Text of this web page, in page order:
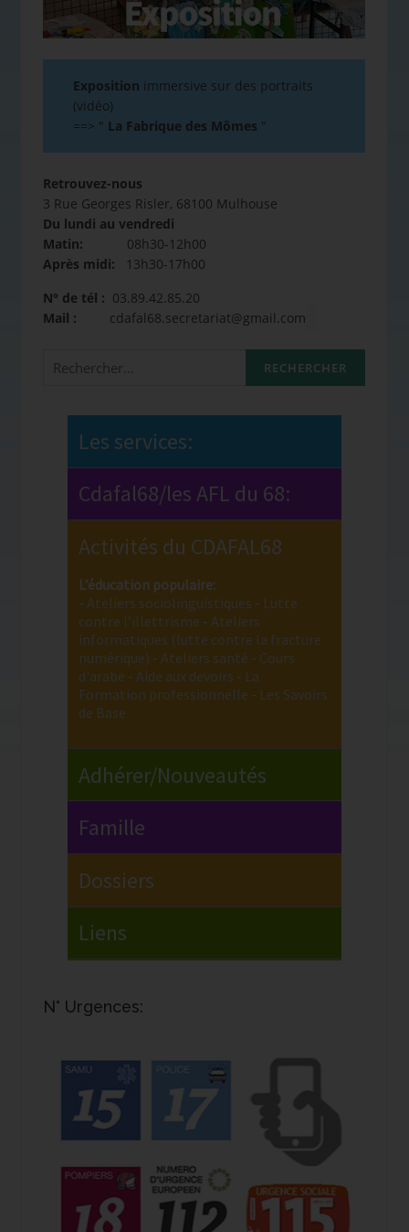
Exposition immersive sur des portraits
(vidéo)
==> " La Fabrique des Mômes "
Retrouvez-nous
3 Rue Georges Risler, 68100 Mulhouse
Du lundi au vendredi
Matin: 08h30-12h00
Après midi: 13h30-17h00
N° de tél : 03.89.42.85.20
Mail : cdafal68.secretariat@gmail.com
N° Urgences: